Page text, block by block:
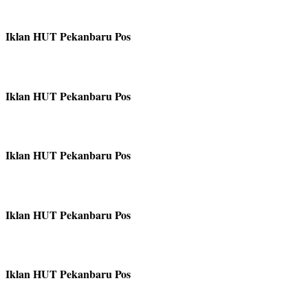
Iklan HUT Pekanbaru Pos
Iklan HUT Pekanbaru Pos
Iklan HUT Pekanbaru Pos
Iklan HUT Pekanbaru Pos
Iklan HUT Pekanbaru Pos